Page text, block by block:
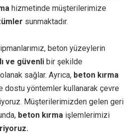
hizmetinde müşterilerimize
sunmaktadır.
beton yüzeylerin
ve güvenli bir şekilde
sağlar. Ayrıca, beton kırma
dostu yöntemler kullanarak çevre
Müşterilerimizden gelen geri
beton kırma işlemlerimizi